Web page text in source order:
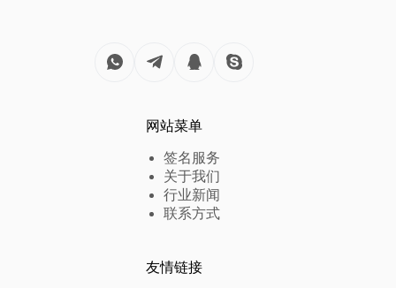
网站菜单
签名服务
关于我们
行业新闻
联系方式
友情链接